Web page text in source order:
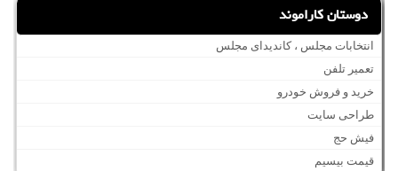
دوستان کاراموند
انتخابات مجلس ، کاندیدای مجلس
تعمیر تلفن
خرید و فروش خودرو
طراحی سایت
فیش حج
قیمت بیسیم